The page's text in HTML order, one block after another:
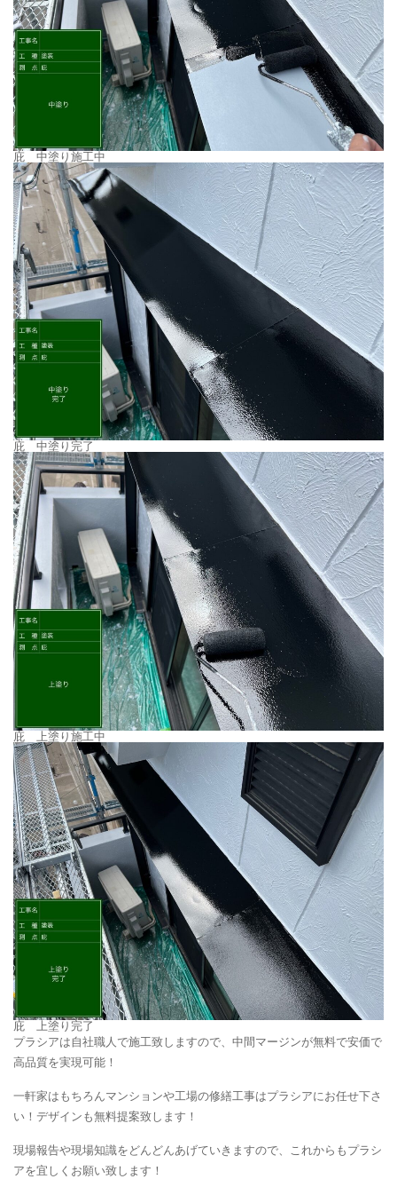
庇 中塗り施工中
庇 中塗り完了
庇 上塗り施工中
庇 上塗り完了
プラシアは自社職人で施工致しますので、中間マージンが無料で安価で
高品質を実現可能！
一軒家はもちろんマンションや工場の修繕工事はプラシアにお任せ下さ
い！デザインも無料提案致します！
現場報告や現場知識をどんどんあげていきますので、これからもプラシ
アを宜しくお願い致します！